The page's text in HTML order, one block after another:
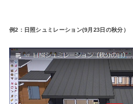
例2：日照シュミレーション(9月23日の秋分）